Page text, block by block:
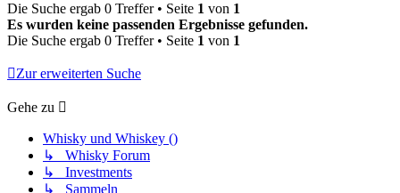
Die Suche ergab 0 Treffer • Seite 1 von 1
Es wurden keine passenden Ergebnisse gefunden.
Die Suche ergab 0 Treffer • Seite 1 von 1
Zur erweiterten Suche
Gehe zu
Whisky und Whiskey ()
↳ Whisky Forum
↳ Investments
↳ Sammeln